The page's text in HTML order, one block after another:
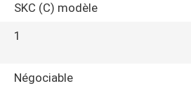
SKC (C) modèle
1
Négociable